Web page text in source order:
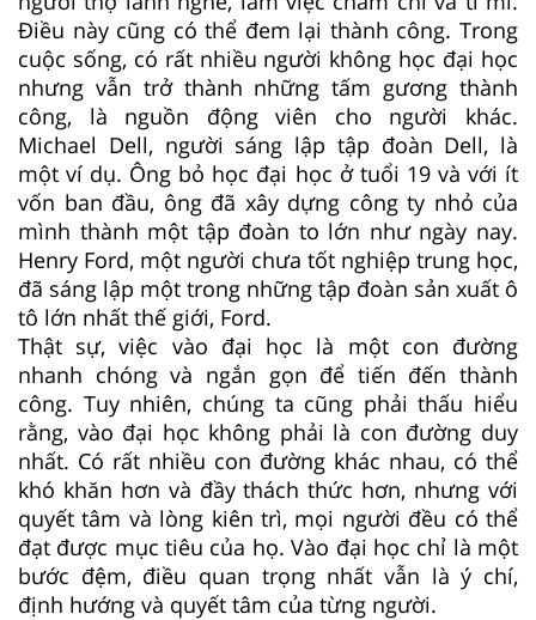
Điều này cũng có thể đem lại thành công. Trong
cuộc sống, có rất nhiều người không học đại học
nhưng vẫn trở thành những tấm gương thành
công, là nguồn động viên cho người khác.
Michael Dell, người sáng lập tập đoàn Dell, là
một ví dụ. Ông bỏ học đại học ở tuổi 19 và với ít
vốn ban đầu, ông đã xây dựng công ty nhỏ của
mình thành một tập đoàn to lớn như ngày nay.
Henry Ford, một người chưa tốt nghiệp trung học,
đã sáng lập một trong những tập đoàn sản xuất ô
tô lớn nhất thế giới, Ford.
Thật sự, việc vào đại học là một con đường
nhanh chóng và ngắn gọn để tiến đến thành
công. Tuy nhiên, chúng ta cũng phải thấu hiểu
rằng, vào đại học không phải là con đường duy
nhất. Có rất nhiều con đường khác nhau, có thể
khó khăn hơn và đầy thách thức hơn, nhưng với
quyết tâm và lòng kiên trì, mọi người đều có thể
đạt được mục tiêu của họ. Vào đại học chỉ là một
bước đệm, điều quan trọng nhất vẫn là ý chí,
định hướng và quyết tâm của từng người.